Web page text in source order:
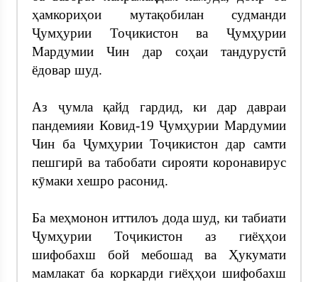
ҳамкориҳои мутақобилан судманди
Ҷумҳурии Тоҷикистон ва Ҷумҳурии
Мардумии Чин дар соҳаи тандурустӣ
ёдовар шуд.
Аз ҷумла қайд гардид, ки дар давраи
пандемияи Ковид-19 Ҷумҳурии Мардумии
Чин ба Ҷумҳурии Тоҷикистон дар самти
пешгирӣ ва табобати сирояти коронавирус
кӯмаки хешро расонид.
Ба меҳмонон иттилоъ дода шуд, ки табиати
Ҷумҳурии Тоҷикистон аз гиёҳҳои
шифобахш бой мебошад ва Ҳукумати
мамлакат ба коркарди гиёҳҳои шифобахш